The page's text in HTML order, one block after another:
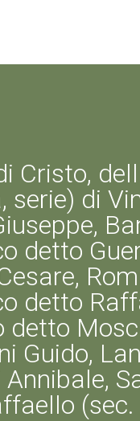
Cristo,
serie) di
detto
detto
detto
Guido,
(sec.